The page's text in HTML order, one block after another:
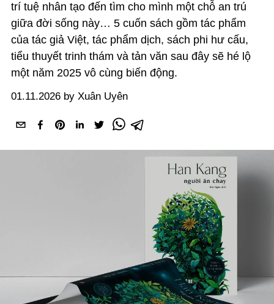
trí tuệ nhân tạo đến tìm cho mình một chỗ an trú
giữa đời sống này… 5 cuốn sách gồm tác phẩm
của tác giả Việt, tác phẩm dịch, sách phi hư cấu,
tiểu thuyết trinh thám và tản văn sau đây sẽ hé lộ
một năm 2025 vô cùng biến động.
01.11.2026 by Xuân Uyên